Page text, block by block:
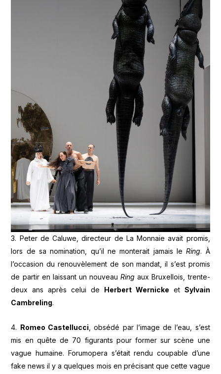
3. Peter de Caluwe, directeur de La Monnaie avait promis,
lors de sa nomination, qu’il ne monterait jamais leRing. À
l’occasion du renouvèlement de son mandat, il s’est promis
de partir en laissant un nouveauRing aux Bruxellois, trente-
deux ans après celui de Herbert Wernicke et Sylvain
Cambreling.
4. Romeo Castellucci , obsédé par l’image de l’eau, s’est
mis en quête de 70 figurants pour former sur scène une
vague humaine. Forumopera s’était rendu coupable d’une
fake news il y a quelques mois en précisant que cette vague